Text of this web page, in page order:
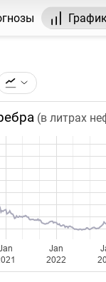
торгуемого на ICE.
цена закрытия
неделя,
(в литрах
Jan
2022